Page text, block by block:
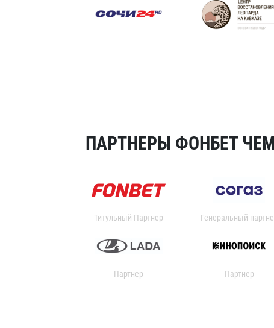
ПАРТНЕРЫ ФОНБЕТ
Титульный Партнер Генеральный
Партнер Партнер